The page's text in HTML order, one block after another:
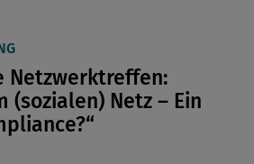
Netzwerktreffen:
(sozialen) Netz – Ein